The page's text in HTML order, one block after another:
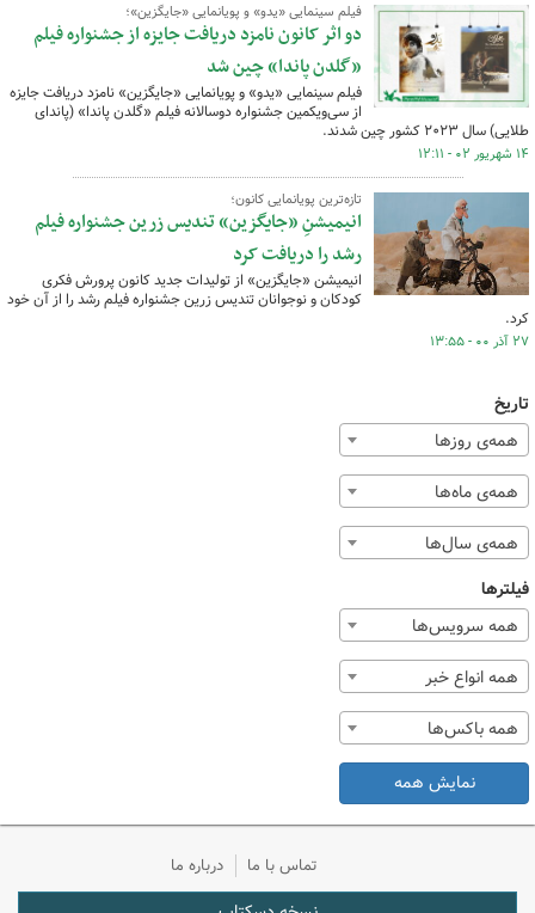
فیلم سینمایی «یدو» و پویانمایی «جایگزین»؛
دو اثر کانون نامزد دریافت جایزه از جشنواره فیلم
«گلدن پاندا» چین شد
فیلم سینمایی «یدو» و پویانمایی «جایگزین» نامزد دریافت جایزه
از سی‌ویکمین جشنواره دوسالانه فیلم‌ «گلدن پاندا» (پاندای
طلایی) سال ۲۰۲۳ کشور چین شدند.
۱۴ شهریور ۰۲ - ۱۲:۱۱
تازه‌ترین پویانمایی کانون؛
انیمیشنِ «جایگزین» تندیس زرین جشنواره فیلم
رشد را دریافت کرد
انیمیشن «جایگزین» از تولیدات جدید کانون پرورش فکری
کودکان و نوجوانان تندیس زرین جشنواره فیلم رشد را از آن خود
کرد.
۲۷ آذر ۰۰ - ۱۳:۵۵
تاریخ
همه‌ی روزها
همه‌ی ماه‌ها
همه‌ی سال‌ها
فیلترها
همه سرویس‌ها
همه انواع خبر
همه باکس‌ها
نمایش همه
تماس با ما درباره ما